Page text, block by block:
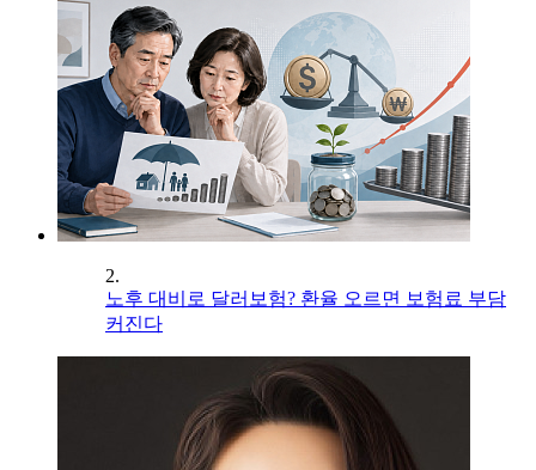
2.
노후 대비로 달러보험? 환율 오르면 보험료 부담
커진다